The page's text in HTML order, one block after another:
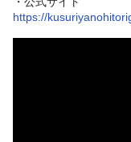
https://